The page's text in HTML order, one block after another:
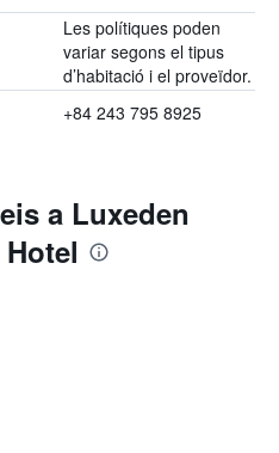
Les polítiques poden
variar segons el tipus
d’habitació i el proveïdor.
+84 243 795 8925
a Luxeden